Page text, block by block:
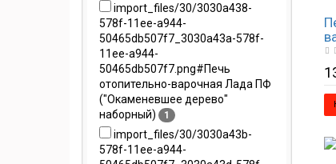
import_files/30/3030a438-
578f-11ee-a944-
50465db507f7_3030a43a-578f-
11ee-a944-
50465db507f7.png#Печь
отопительно-варочная Лада ПФ
("Окаменевшее дерево"
наборный)
1
import_files/30/3030a43b-
578f-11ee-a944-